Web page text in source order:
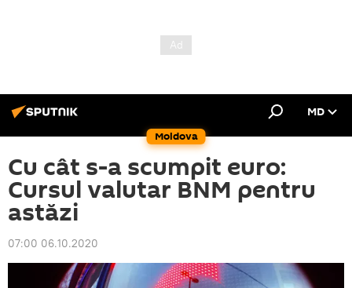
Moldova
MD
Cu cât s-a scumpit euro:
Cursul valutar BNM pentru
astăzi
07:00 06.10.2020